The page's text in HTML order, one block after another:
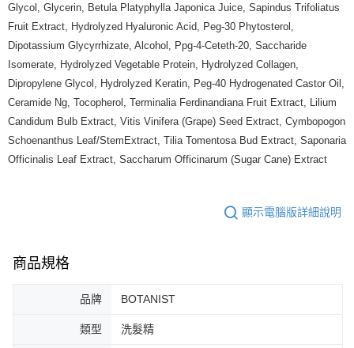
Glycol, Glycerin, Betula Platyphylla Japonica Juice, Sapindus Trifoliatus
Fruit Extract, Hydrolyzed Hyaluronic Acid, Peg-30 Phytosterol,
Dipotassium Glycyrrhizate, Alcohol, Ppg-4-Ceteth-20, Saccharide
Isomerate, Hydrolyzed Vegetable Protein, Hydrolyzed Collagen,
Dipropylene Glycol, Hydrolyzed Keratin, Peg-40 Hydrogenated Castor Oil,
Ceramide Ng, Tocopherol, Terminalia Ferdinandiana Fruit Extract, Lilium
Candidum Bulb Extract, Vitis Vinifera (Grape) Seed Extract, Cymbopogon
Schoenanthus Leaf/StemExtract, Tilia Tomentosa Bud Extract, Saponaria
Officinalis Leaf Extract, Saccharum Officinarum (Sugar Cane) Extract
顯示電腦版詳細說明
商品規格
品牌 BOTANIST
類型 洗髮精